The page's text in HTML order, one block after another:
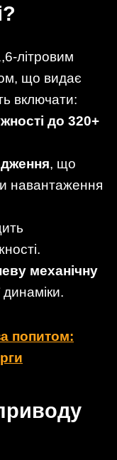
літровим
що видає
включати:
до 320+
, що
навантаження
механічну
попитом: